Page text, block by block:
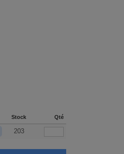
Stock Qté
203